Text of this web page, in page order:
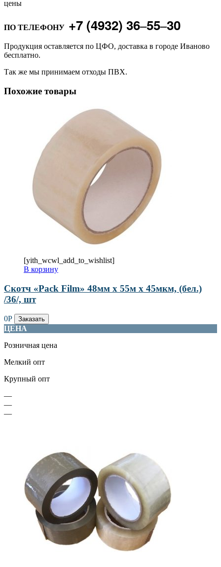
цены
ПО ТЕЛЕФОНУ +7 (4932) 36‒55‒30
Продукция оставляется по ЦФО, доставка в городе Иваново
бесплатно.
Так же мы принимаем отходы ПВХ.
Похожие товары
[yith_wcwl_add_to_wishlist]
В корзину
Скотч «Pack Film» 48мм х 55м х 45мкм, (бел.)
/36/, шт
0Р Заказать
ЦЕНА
Розничная цена
Мелкий опт
Крупный опт
—
—
—